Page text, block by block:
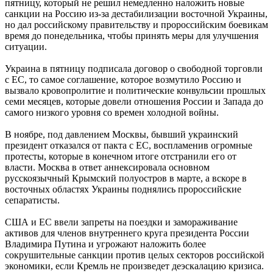
пятницу, который не решил немедленно наложить новые
санкции на Россию из-за дестабилизации восточной Украины,
но дал российскому правительству и пророссийским боевикам
время до понедельника, чтобы принять меры для улучшения
ситуации.
Украина в пятницу подписала договор о свободной торговли
с ЕС, то самое соглашение, которое возмутило Россию и
вызвало кровопролитие и политические конвульсии прошлых
семи месяцев, которые довели отношения России и Запада до
самого низкого уровня со времен холодной войны.
В ноябре, под давлением Москвы, бывший украинский
президент отказался от пакта с ЕС, воспламенив огромные
протесты, которые в конечном итоге отстранили его от
власти. Москва в ответ аннексировала основном
русскоязычный Крымский полуостров в марте, а вскоре в
восточных областях Украины поднялись пророссийские
сепаратисты.
США и ЕС ввели запреты на поездки и замораживание
активов для членов внутреннего круга президента России
Владимира Путина и угрожают наложить более
сокрушительные санкции против целых секторов российской
экономики, если Кремль не произведет деэскалацию кризиса.